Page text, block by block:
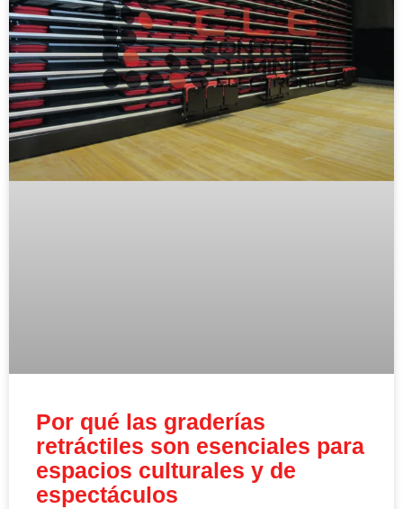
Por qué las graderías
retráctiles son esenciales para
espacios culturales y de
espectáculos